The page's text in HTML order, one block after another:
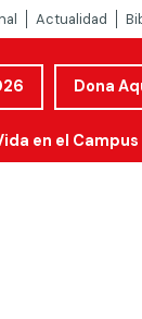
Actualidad
Dona
en el Campus